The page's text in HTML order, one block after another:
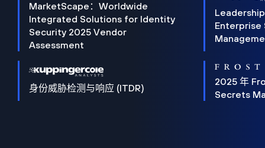
MarketScape：Worldwide
Integrated Solutions for Identity
Security 2025 Vendor
Assessment
Enterprise
身份威胁检测与响应 (ITDR)
2025 年
Secrets